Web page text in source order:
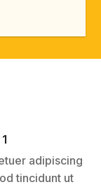
adipiscing
tincidunt ut